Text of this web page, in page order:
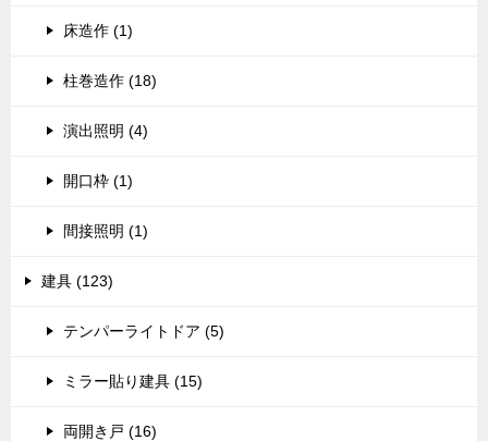
床造作 (1)
柱巻造作 (18)
演出照明 (4)
開口枠 (1)
間接照明 (1)
建具 (123)
テンパーライトドア (5)
ミラー貼り建具 (15)
両開き戸 (16)